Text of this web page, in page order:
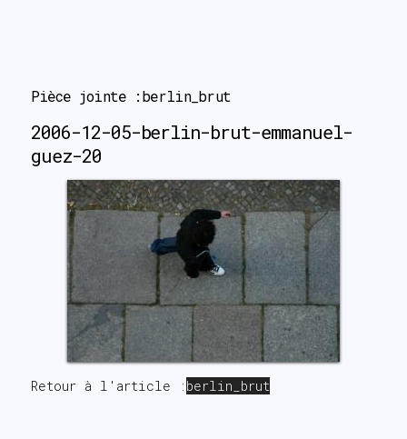
Pièce jointe :berlin_brut
2006-12-05-berlin-brut-emmanuel-
guez-20
Retour à l'article : berlin_brut